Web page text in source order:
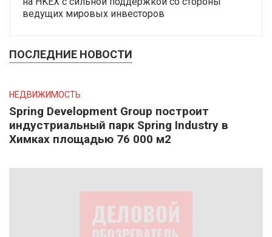
ведущих мировых инвесторов
ПОСЛЕДНИЕ НОВОСТИ
НЕДВИЖИМОСТЬ
Spring Development Group построит
индустриальный парк Spring Industry в
Химках площадью 76 000 м2